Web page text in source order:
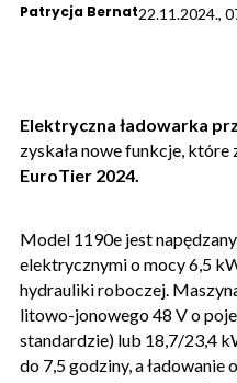
Patrycja Bernat22.11.2024.,
Elektryczna ładowarka
zyskała nowe funkcje,
EuroTier 2024.
Model 1190e jest
elektrycznymi o mocy 6,5
hydrauliki roboczej.
litowo-jonowego 48 V o
standardzie) lub 18,7/23,4
do 7,5 godziny, a ładowanie